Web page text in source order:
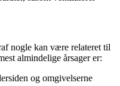
nogle kan være relateret til
almindelige årsager er:
og omgivelserne